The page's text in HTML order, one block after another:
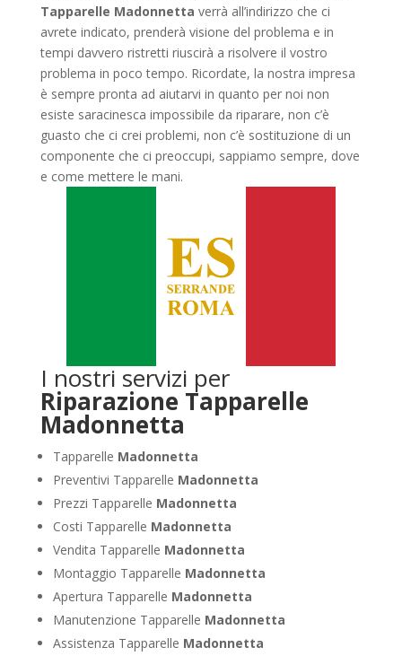
Tapparelle Madonnetta verrà all’indirizzo che ci
avrete indicato, prenderà visione del problema e in
tempi davvero ristretti riuscirà a risolvere il vostro
problema in poco tempo. Ricordate, la nostra impresa
è sempre pronta ad aiutarvi in quanto per noi non
esiste saracinesca impossibile da riparare, non c’è
guasto che ci crei problemi, non c’è sostituzione di un
componente che ci preoccupi, sappiamo sempre, dove
e come mettere le mani.
I nostri servizi per
Riparazione Tapparelle
Madonnetta
Tapparelle Madonnetta
Preventivi Tapparelle Madonnetta
Prezzi Tapparelle Madonnetta
Costi Tapparelle Madonnetta
Vendita Tapparelle Madonnetta
Montaggio Tapparelle Madonnetta
Apertura Tapparelle Madonnetta
Manutenzione Tapparelle Madonnetta
Assistenza Tapparelle Madonnetta